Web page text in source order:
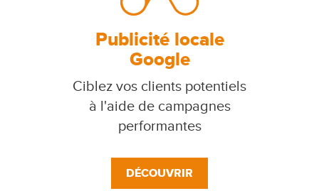
Publicité locale
Google
Ciblez vos clients potentiels
à l'aide de campagnes
performantes
DÉCOUVRIR